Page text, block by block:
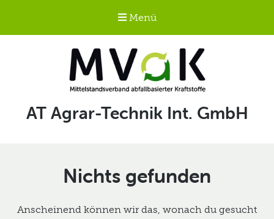
Menü
Mittelstandsverband
abfallbasierter
Schlagwort:
AT Agrar-Technik Int. GmbH
Nichts gefunden
Anscheinend können wir das, wonach du gesucht